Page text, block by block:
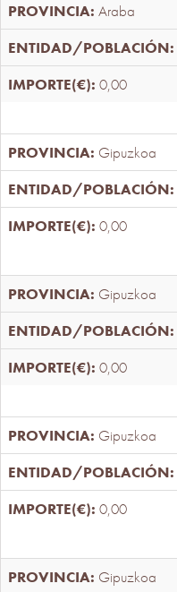
Araba
0,00
Gipuzkoa
0,00
Gipuzkoa
0,00
Gipuzkoa
0,00
Gipuzkoa